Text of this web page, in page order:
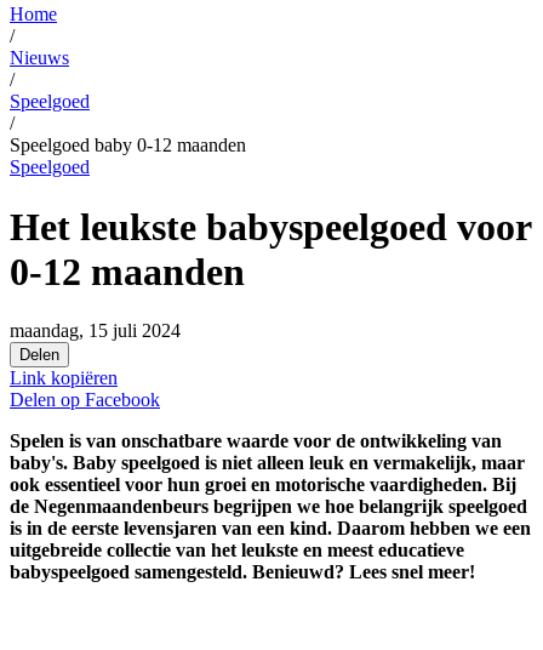
Home
/
Nieuws
/
Speelgoed
/
Speelgoed baby 0-12 maanden
Speelgoed
Het leukste babyspeelgoed voor
0-12 maanden
maandag, 15 juli 2024
Delen
Link kopiëren
Delen op Facebook
Spelen is van onschatbare waarde voor de ontwikkeling van
baby's. Baby speelgoed is niet alleen leuk en vermakelijk, maar
ook essentieel voor hun groei en motorische vaardigheden. Bij
de Negenmaandenbeurs begrijpen we hoe belangrijk speelgoed
is in de eerste levensjaren van een kind. Daarom hebben we een
uitgebreide collectie van het leukste en meest educatieve
babyspeelgoed samengesteld. Benieuwd? Lees snel meer!